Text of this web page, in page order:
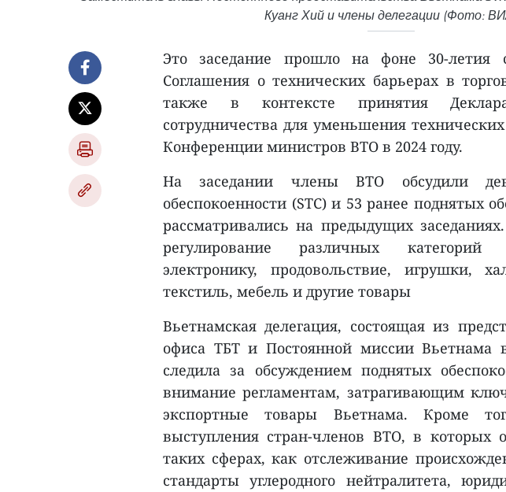
Куанг Хий и члены делегации (Фото:
Это заседание прошло на фоне 30-летия
Соглашения о технических барьерах в
также в контексте принятия
сотрудничества для уменьшения
Конференции министров ВТО в 2024 году.
На заседании члены ВТО обсудили
обеспокоенности (STC) и 53 ранее поднятых
рассматривались на предыдущих
регулирование различных
электронику, продовольствие, игрушки,
текстиль, мебель и другие товары
Вьетнамская делегация, состоящая из
офиса ТБТ и Постоянной миссии Вьетнама
следила за обсуждением поднятых
внимание регламентам, затрагивающим
экспортные товары Вьетнама. Кроме
выступления стран-членов ВТО, в которых
таких сферах, как отслеживание
стандарты углеродного нейтралитета,